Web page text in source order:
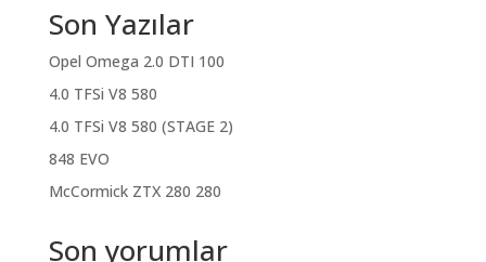
Son Yazılar
Opel Omega 2.0 DTI 100
4.0 TFSi V8 580
4.0 TFSi V8 580 (STAGE 2)
848 EVO
McCormick ZTX 280 280
Son yorumlar